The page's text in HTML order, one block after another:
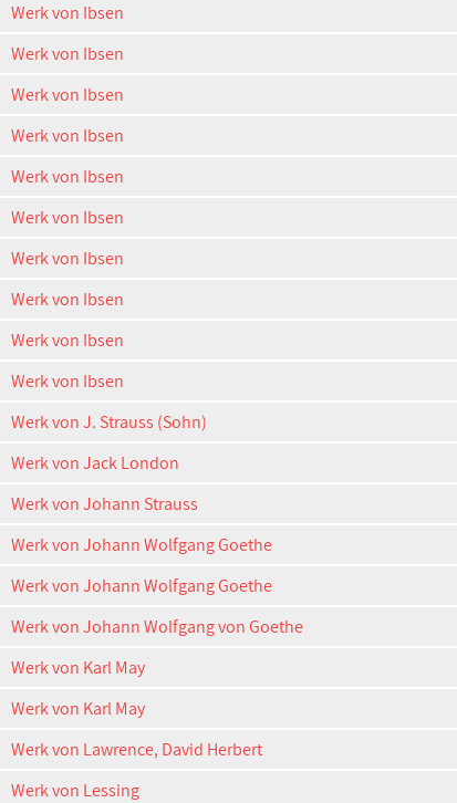
Werk von Ibsen
Werk von Ibsen
Werk von Ibsen
Werk von Ibsen
Werk von Ibsen
Werk von Ibsen
Werk von Ibsen
Werk von Ibsen
Werk von Ibsen
Werk von Ibsen
Werk von J. Strauss (Sohn)
Werk von Jack London
Werk von Johann Strauss
Werk von Johann Wolfgang Goethe
Werk von Johann Wolfgang Goethe
Werk von Johann Wolfgang von Goethe
Werk von Karl May
Werk von Karl May
Werk von Lawrence, David Herbert
Werk von Lessing